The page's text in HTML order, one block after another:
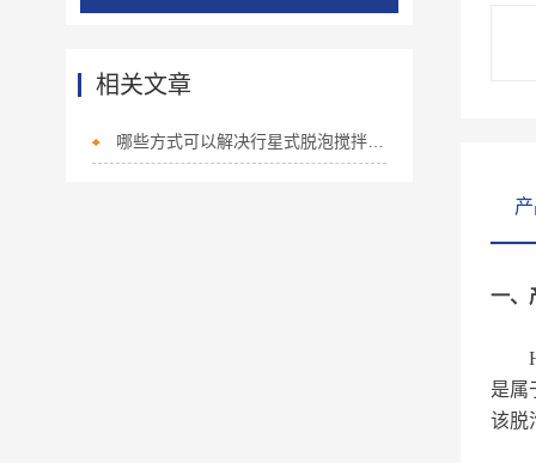
一、
是属
该脱
相关文章
哪些方式可以解决行星式脱泡搅拌机的故障